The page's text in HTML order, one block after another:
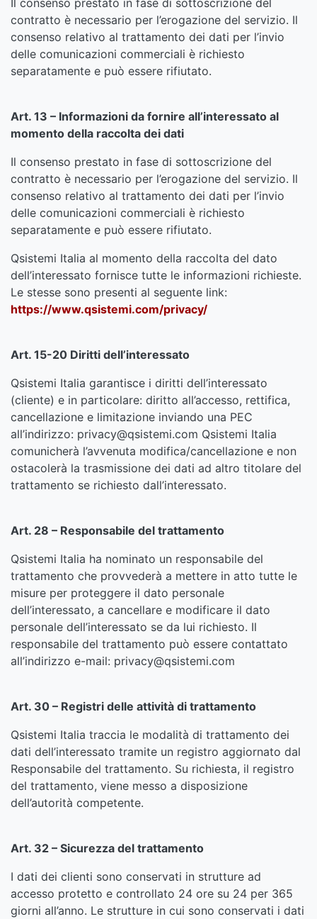
contratto è necessario per l’erogazione del servizio. Il
consenso relativo al trattamento dei dati per l’invio
delle comunicazioni commerciali è richiesto
separatamente e può essere rifiutato.
Art. 13 – Informazioni da fornire all’interessato al
momento della raccolta dei dati
Il consenso prestato in fase di sottoscrizione del
contratto è necessario per l’erogazione del servizio. Il
consenso relativo al trattamento dei dati per l’invio
delle comunicazioni commerciali è richiesto
separatamente e può essere rifiutato.
Qsistemi Italia al momento della raccolta del dato
dell’interessato fornisce tutte le informazioni richieste.
Le stesse sono presenti al seguente link:
https://www.qsistemi.com/privacy/
Art. 15-20 Diritti dell’interessato
Qsistemi Italia garantisce i diritti dell’interessato
(cliente) e in particolare: diritto all’accesso, rettifica,
cancellazione e limitazione inviando una PEC
all’indirizzo: privacy@qsistemi.com Qsistemi Italia
comunicherà l’avvenuta modifica/cancellazione e non
ostacolerà la trasmissione dei dati ad altro titolare del
trattamento se richiesto dall’interessato.
Art. 28 – Responsabile del trattamento
Qsistemi Italia ha nominato un responsabile del
trattamento che provvederà a mettere in atto tutte le
misure per proteggere il dato personale
dell’interessato, a cancellare e modificare il dato
personale dell’interessato se da lui richiesto. Il
responsabile del trattamento può essere contattato
all’indirizzo e-mail: privacy@qsistemi.com
Art. 30 – Registri delle attività di trattamento
Qsistemi Italia traccia le modalità di trattamento dei
dati dell’interessato tramite un registro aggiornato dal
Responsabile del trattamento. Su richiesta, il registro
del trattamento, viene messo a disposizione
dell’autorità competente.
Art. 32 – Sicurezza del trattamento
I dati dei clienti sono conservati in strutture ad
accesso protetto e controllato 24 ore su 24 per 365
giorni all’anno. Le strutture in cui sono conservati i dati